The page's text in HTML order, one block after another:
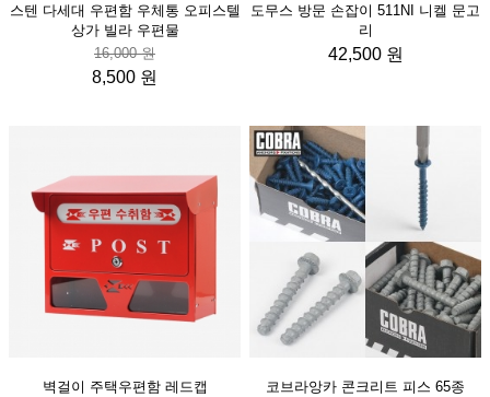
스텐 다세대 우편함 우체통 오피스텔
상가 빌라 우편물
16,000 원
8,500 원
도무스 방문 손잡이 511NI 니켈 문고
리
42,500 원
벽걸이 주택우편함 레드캡 코브라앙카 콘크리트 피스 65종